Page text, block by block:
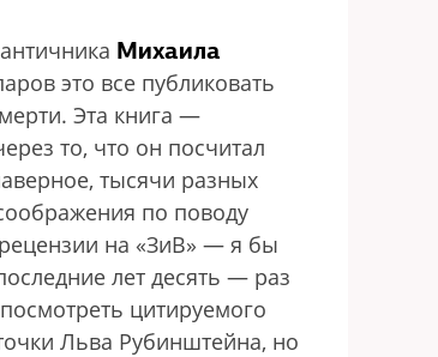
Михаила
это все публиковать
Эта книга —
то, что он посчитал
тысячи разных
по поводу
на «ЗиВ» — я бы
лет десять — раз
цитируемого
Льва Рубинштейна, но